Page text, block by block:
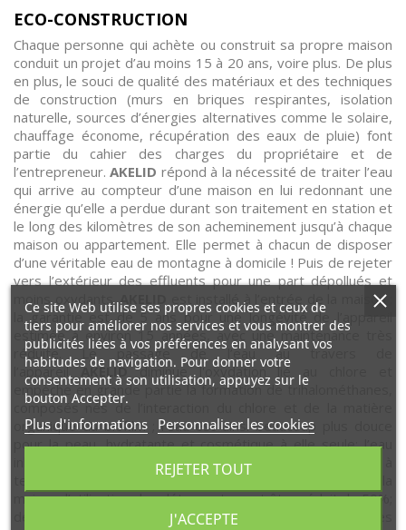
ECO-CONSTRUCTION
Chaque personne qui achète ou construit sa propre maison
conduit un projet d’au moins 15 à 20 ans, voire plus. De plus
en plus, le souci de qualité des matériaux et des techniques
de construction (murs en briques respirantes, isolation
naturelle, sources d’énergies alternatives comme le solaire,
chauffage économe, récupération des eaux de pluie) font
partie du cahier des charges du propriétaire et de
l’entrepreneur.AKELID répond à la nécessité de traiter l’eau
qui arrive au compteur d’une maison en lui redonnant une
énergie qu’elle a perdue durant son traitement en station et
le long des kilomètres de son acheminement jusqu’à chaque
maison ou appartement. Elle permet à chacun de disposer
d’une véritable eau de montagne à domicile ! Puis de rejeter
vers l’extérieur des effluents pour une part dépollués et
moins oxydants.AKELID
est installé à l’entrée de la maison ;
la garantie est de 5 ans pour une longévité de l’appareil
estimée à environ 15 années, avec une maintenance très
réduite. Le passage de l’eau au travers de
l’appareilAKELIDdiminue l'oxydation lié au chlore et
empèche en grande partie la formation de trihalométhanes,
composés nés de l’interaction du chlore et de la matière
organique du biofilm ; l’eau est ainsi beaucoup plus douce
pour la peau, hydratante et cosmétique à elle seule; l’eau
inhalée sous la douche n’est plus facteur d’oxydation à
terme pour le consommateur. Pour le nettoyage de la
maison, l’utilisation des détergents peut être réduit de 50%;
de même l’usage des lessives, des savons et des
Ce site Web utilise ses propres cookies et ceux de
tiers pour améliorer nos services et vous montrer des
publicités liées à vos préférences en analysant vos
habitudes de navigation. Pour donner votre
consentement à son utilisation, appuyez sur le
bouton Accepter.
Plus d'informations Personnaliser les cookies
REJETER TOUT
J'ACCEPTE